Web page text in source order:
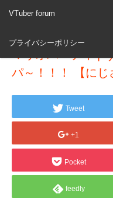
VTuber forum
プライバシーポリシー
マリオパーティ |
パ～！！！ 【にじ
Tweet
+1
Pocket
feedly